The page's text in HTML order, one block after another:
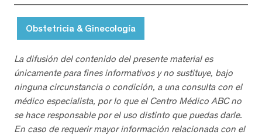
Obstetricia & Ginecología
La difusión del contenido del presente material es
únicamente para fines informativos y no sustituye, bajo
ninguna circunstancia o condición, a una consulta con el
médico especialista, por lo que el Centro Médico ABC no
se hace responsable por el uso distinto que puedas darle.
En caso de requerir mayor información relacionada con el